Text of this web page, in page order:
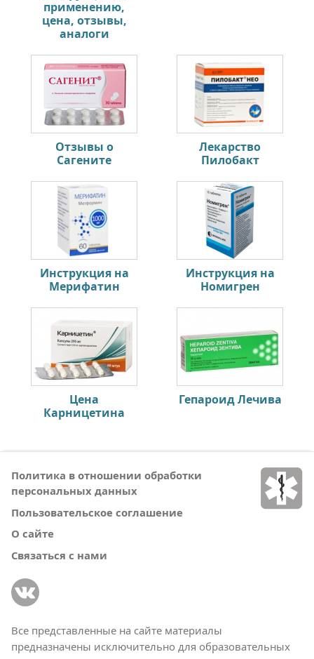
применению,
цена, отзывы,
аналоги
Отзывы о
Сагените
Лекарство
Пилобакт
Инструкция на
Мерифатин
Инструкция на
Номигрен
Цена
Карницетина
Гепароид Лечива
Политика в отношении обработки
персональных данных
Пользовательское соглашение
О сайте
Связаться с нами
Все представленные на сайте материалы
предназначены исключительно для образовательных